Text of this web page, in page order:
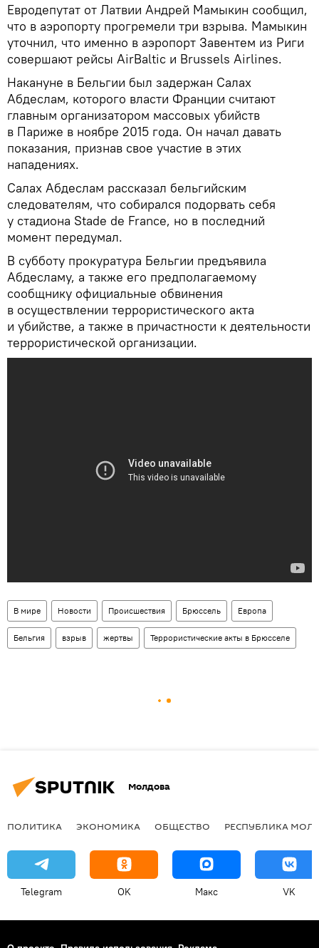
​​Евродепутат от Латвии Андрей Мамыкин сообщил,
что в аэропорту прогремели три взрыва. Мамыкин
уточнил, что именно в аэропорт Завентем из Риги
совершают рейсы AirBaltic и Brussels Airlines.
Накануне в Бельгии был задержан Салах
Абдеслам, которого власти Франции считают
главным организатором массовых убийств
в Париже в ноябре 2015 года. Он начал давать
показания, признав свое участие в этих
нападениях.
Салах Абдеслам рассказал бельгийским
следователям, что собирался подорвать себя
у стадиона Stade de France, но в последний
момент передумал.
В субботу прокуратура Бельгии предъявила
Абдесламу, а также его предполагаемому
сообщнику официальные обвинения
в осуществлении террористического акта
и убийстве, а также в причастности к деятельности
террористической организации.
В мире Новости Происшествия Брюссель Европа
Бельгия взрыв жертвы Террористические акты в Брюсселе
Молдова
ПОЛИТИКА ЭКОНОМИКА ОБЩЕСТВО РЕСПУБЛИКА
Telegram OK Макс VK